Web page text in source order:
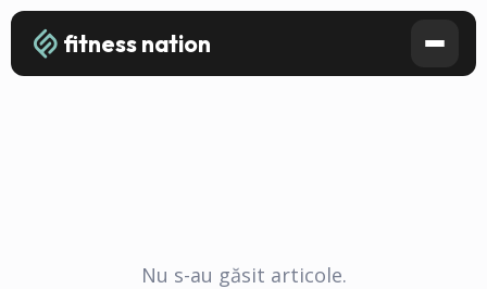
fitness nation
Nu s-au găsit articole.